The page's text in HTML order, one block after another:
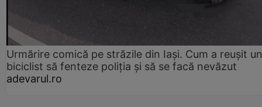
Urmărire comică pe străzile din Iași. Cum a reușit un
biciclist să fenteze poliția și să se facă nevăzut
adevarul.ro